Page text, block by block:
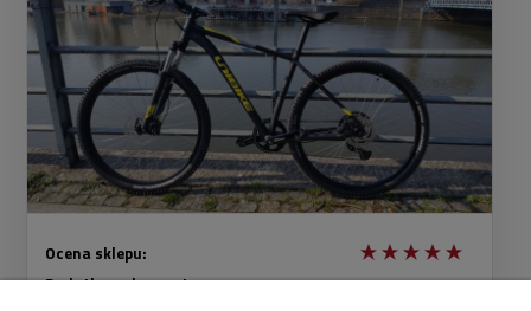
Ocena sklepu:
Dodatkowy komentarz: